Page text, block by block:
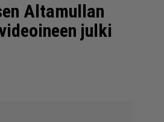
Altamullan
julki